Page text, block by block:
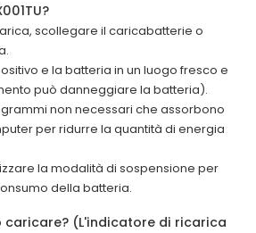
scollegare il caricabatterie o
e la batteria in un luogo fresco e
può danneggiare la batteria).
non necessari che assorbono
per ridurre la quantità di energia
la modalità di sospensione per
della batteria.
caricare? (L'indicatore di ricarica